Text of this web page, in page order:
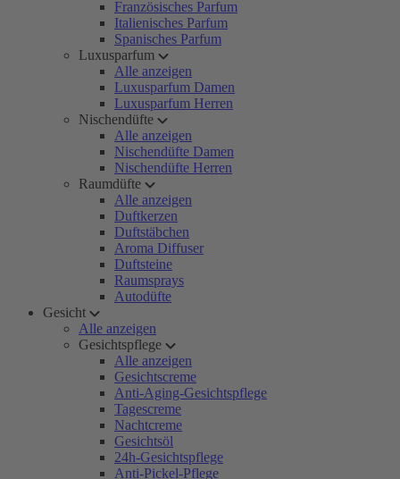
Französisches Parfum
Italienisches Parfum
Spanisches Parfum
Luxusparfum
Alle anzeigen
Luxusparfum Damen
Luxusparfum Herren
Nischendüfte
Alle anzeigen
Nischendüfte Damen
Nischendüfte Herren
Raumdüfte
Alle anzeigen
Duftkerzen
Duftstäbchen
Aroma Diffuser
Duftsteine
Raumsprays
Autodüfte
Gesicht
Alle anzeigen
Gesichtspflege
Alle anzeigen
Gesichtscreme
Anti-Aging-Gesichtspflege
Tagescreme
Nachtcreme
Gesichtsöl
24h-Gesichtspflege
Anti-Pickel-Pflege